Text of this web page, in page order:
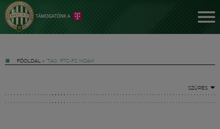
FŐOLDAL » TAG: FTC-FC NOAH
SZŰRÉS